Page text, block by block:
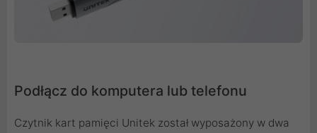
Podłącz do komputera lub telefonu
Czytnik kart pamięci Unitek został wyposażony w dwa